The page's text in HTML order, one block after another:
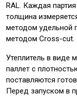
RAL. Каждая
толщина
методом удельной
методом Cross-cut.
Утеплитель в виде
паллет с
поставляются
Перед запуском в